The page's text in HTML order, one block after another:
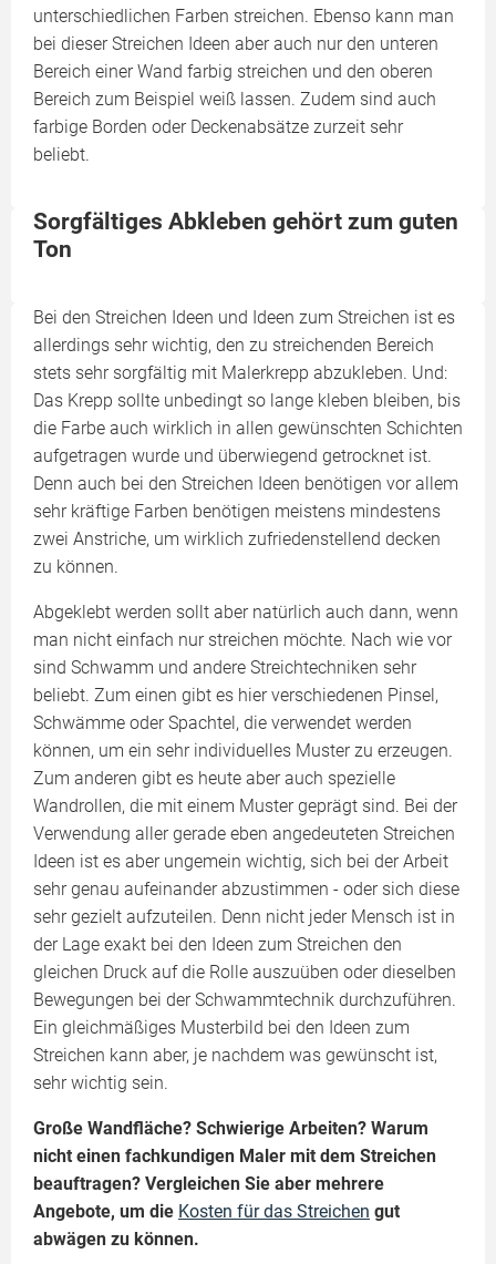
unterschiedlichen Farben streichen. Ebenso kann man
bei dieser Streichen Ideen aber auch nur den unteren
Bereich einer Wand farbig streichen und den oberen
Bereich zum Beispiel weiß lassen. Zudem sind auch
farbige Borden oder Deckenabsätze zurzeit sehr
beliebt.
Sorgfältiges Abkleben gehört zum guten
Ton
Bei den Streichen Ideen und Ideen zum Streichen ist es
allerdings sehr wichtig, den zu streichenden Bereich
stets sehr sorgfältig mit Malerkrepp abzukleben. Und:
Das Krepp sollte unbedingt so lange kleben bleiben, bis
die Farbe auch wirklich in allen gewünschten Schichten
aufgetragen wurde und überwiegend getrocknet ist.
Denn auch bei den Streichen Ideen benötigen vor allem
sehr kräftige Farben benötigen meistens mindestens
zwei Anstriche, um wirklich zufriedenstellend decken
zu können.
Abgeklebt werden sollt aber natürlich auch dann, wenn
man nicht einfach nur streichen möchte. Nach wie vor
sind Schwamm und andere Streichtechniken sehr
beliebt. Zum einen gibt es hier verschiedenen Pinsel,
Schwämme oder Spachtel, die verwendet werden
können, um ein sehr individuelles Muster zu erzeugen.
Zum anderen gibt es heute aber auch spezielle
Wandrollen, die mit einem Muster geprägt sind. Bei der
Verwendung aller gerade eben angedeuteten Streichen
Ideen ist es aber ungemein wichtig, sich bei der Arbeit
sehr genau aufeinander abzustimmen - oder sich diese
sehr gezielt aufzuteilen. Denn nicht jeder Mensch ist in
der Lage exakt bei den Ideen zum Streichen den
gleichen Druck auf die Rolle auszuüben oder dieselben
Bewegungen bei der Schwammtechnik durchzuführen.
Ein gleichmäßiges Musterbild bei den Ideen zum
Streichen kann aber, je nachdem was gewünscht ist,
sehr wichtig sein.
Große Wandfläche? Schwierige Arbeiten? Warum
nicht einen fachkundigen Maler mit dem Streichen
beauftragen? Vergleichen Sie aber mehrere
Angebote, um die Kosten für das Streichen gut
abwägen zu können.